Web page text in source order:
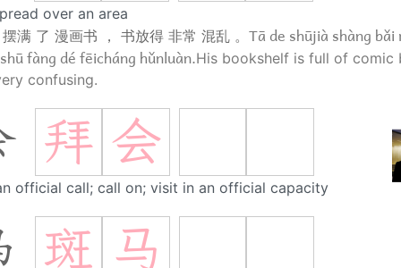
over an area
满 了 漫画书 ， 书放得 非常 混乱 。 Tā de shūjià shàng bǎi
fàng dé fēicháng hǔnluàn.His bookshelf is full of comic
confusing.
拜 会
official call; call on; visit in an official capacity
斑 马